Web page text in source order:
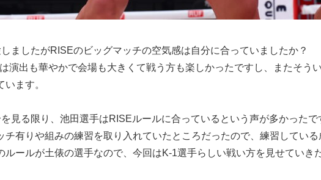
ましたがRISEのビッグマッチの空気感は自分に合っていましたか？
演出も華やかで会場も大きくて戦う方も楽しかったですし、またそう
います。
見る限り、池田選手はRISEルールに合っているという声が多かった
有りや組みの練習を取り入れていたところだったので、練習してい
ルールが土俵の選手なので、今回はK-1選手らしい戦い方を見せていき